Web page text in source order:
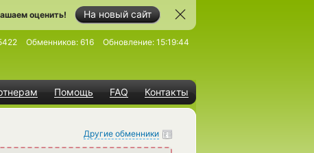
На новый сайт
оценить!
Помощь FAQ Контакты
Обменников: 616 Обновление: 15:19:44
Другие обменники